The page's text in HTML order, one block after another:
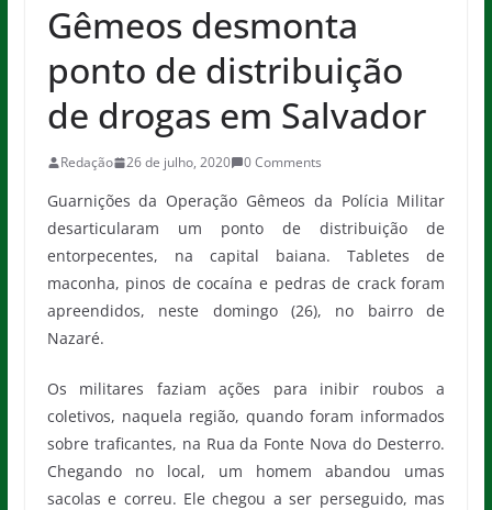
Gêmeos desmonta
ponto de distribuição
de drogas em Salvador
Redação 26 de julho, 2020 0 Comments
Guarnições da Operação Gêmeos da Polícia Militar
desarticularam um ponto de distribuição de
entorpecentes, na capital baiana. Tabletes de
maconha, pinos de cocaína e pedras de crack foram
apreendidos, neste domingo (26), no bairro de
Nazaré.
Os militares faziam ações para inibir roubos a
coletivos, naquela região, quando foram informados
sobre traficantes, na Rua da Fonte Nova do Desterro.
Chegando no local, um homem abandou umas
sacolas e correu. Ele chegou a ser perseguido, mas